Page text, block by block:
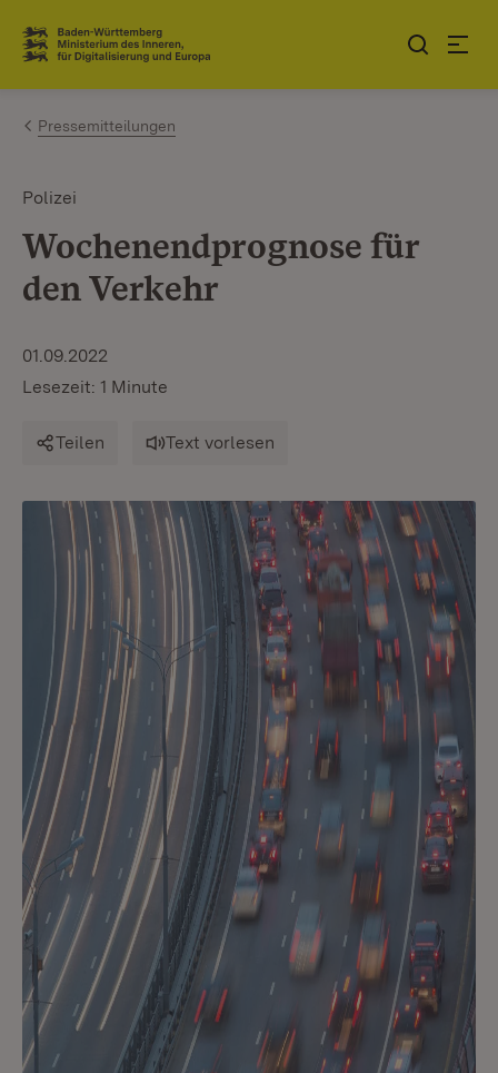
Zum Inhalt springen
Link zur Startseite
Pressemitteilungen
Polizei
Wochenendprognose für
den Verkehr
01.09.2022
Lesezeit: 1 Minute
Teilen Text vorlesen